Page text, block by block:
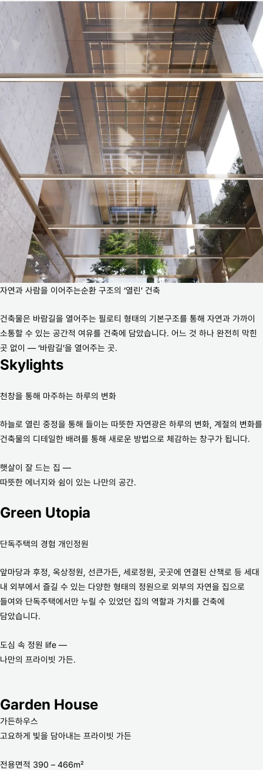
자연과 사람을 이어주는순환 구조의 ‘열린’ 건축
건축물은 바람길을 열어주는 필로티 형태의 기본구조를 통해 자연과 가까이
소통할 수 있는 공간적 여유를 건축에 담았습니다. 어느 것 하나 완전히 막힌
곳 없이 — ‘바람길’을 열어주는 곳.
Skylights
천창을 통해 마주하는 하루의 변화
하늘로 열린 중정을 통해 들이는 따뜻한 자연광은 하루의 변화, 계절의 변화를
건축물의 디테일한 배려를 통해 새로운 방법으로 체감하는 창구가 됩니다.
햇살이 잘 드는 집 —
따뜻한 에너지와 쉼이 있는 나만의 공간.
Green Utopia
단독주택의 경험 개인정원
앞마당과 후정, 옥상정원, 선큰가든, 세로정원, 곳곳에 연결된 산책로 등 세대
내 외부에서 즐길 수 있는 다양한 형태의 정원으로 외부의 자연을 집으로
들여와 단독주택에서만 누릴 수 있었던 집의 역할과 가치를 건축에
담았습니다.
도심 속 정원 life —
나만의 프라이빗 가든.
Garden House
가든하우스
고요하게 빛을 담아내는 프라이빗 가든
전용면적 390 – 466m²